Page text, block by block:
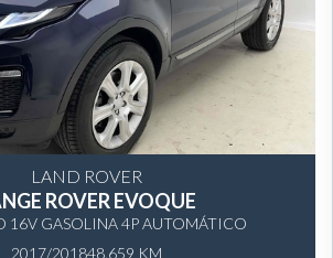
LAND ROVER
ROVER EVOQUE
16V GASOLINA 4P AUTOMÁTICO
2017/201848.659 KM